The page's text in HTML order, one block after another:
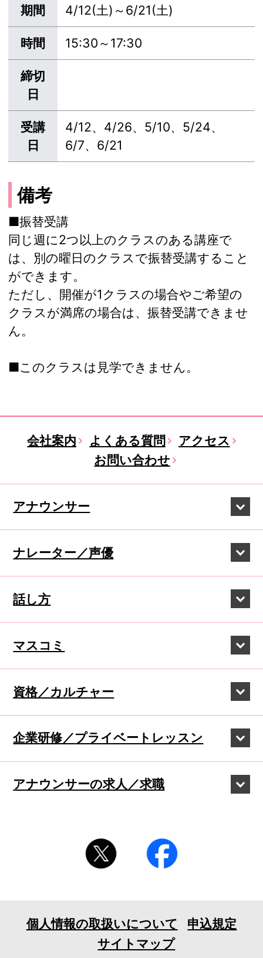
期間 4/12(土)～6/21(土)
時間 15:30～17:30
締切
日
受講
日
4/12、4/26、5/10、5/24、
6/7、6/21
備考
■振替受講
同じ週に2つ以上のクラスのある講座で
は、別の曜日のクラスで振替受講すること
ができます。
ただし、開催が1クラスの場合やご希望の
クラスが満席の場合は、振替受講できませ
ん。
■このクラスは見学できません。
会社案内 よくある質問
アクセス
お問い合わせ
アナウンサー
ナレーター／声優
話し方
マスコミ
資格／カルチャー
企業研修／プライベートレッスン
アナウンサーの求人／求職
個人情報の取扱いについて
申込規定
サイトマップ